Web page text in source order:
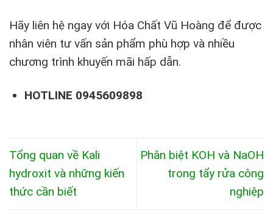
Hãy liên hệ ngay với Hóa Chất Vũ Hoàng để được
nhân viên tư vấn sản phẩm phù hợp và nhiều
chương trình khuyến mãi hấp dẫn.
HOTLINE 0945609898
Tổng quan về Kali
hydroxit và những kiến
thức cần biết
Phân biệt KOH và NaOH
trong tẩy rửa công
nghiệp